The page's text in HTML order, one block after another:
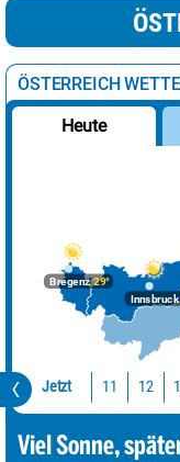
ÖSTERREICH
Heute
Bregenz29°
Innsbruck
Jetzt 11 12
Viel Sonne,